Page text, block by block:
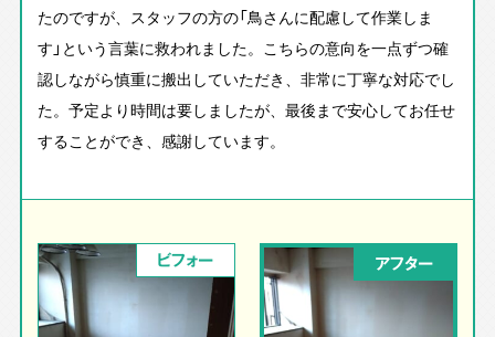
たのですが、スタッフの方の「鳥さんに配慮して作業しま
す」という言葉に救われました。こちらの意向を一点ずつ確
認しながら慎重に搬出していただき、非常に丁寧な対応でし
た。予定より時間は要しましたが、最後まで安心してお任せ
することができ、感謝しています。
ビフォー アフター